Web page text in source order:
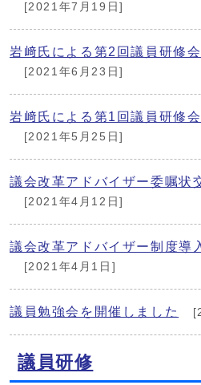
[2021年7月19日]
岩﨑氏による第2回議員研修
[2021年6月23日]
岩﨑氏による第1回議員研修
[2021年5月25日]
議会改革アドバイザー委嘱状
[2021年4月12日]
議会改革アドバイザー制度導
[2021年4月1日]
議員勉強会を開催しました
議員研修